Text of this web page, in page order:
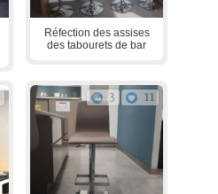
Réfection des assises
des tabourets de bar
3 11